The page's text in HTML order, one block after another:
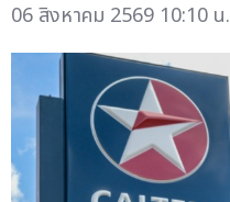
06 สิงหาคม 2569 10:10 น.